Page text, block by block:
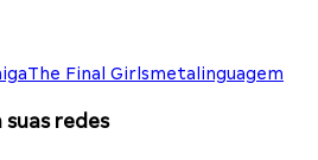
The Final Girlsmetalinguagem
redes